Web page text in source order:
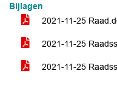
Bijlagen
2021-11-25
2021-11-25
2021-11-25